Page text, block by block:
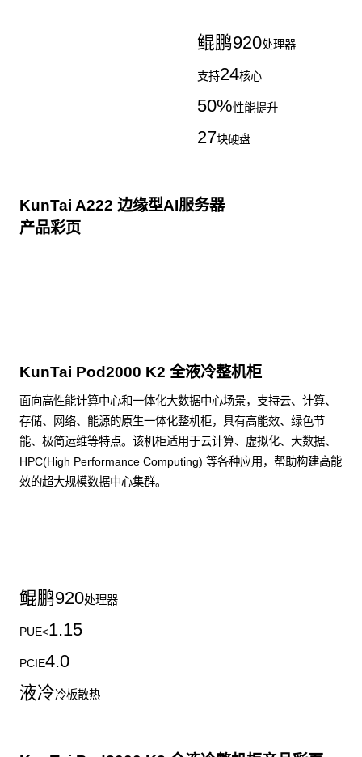
鲲鹏920处理器
支持24核心
50%性能提升
27块硬盘
KunTai A222 边缘型AI服务器
产品彩页
KunTai Pod2000 K2 全液冷整机柜
面向高性能计算中心和一体化大数据中心场景，支持云、计算、
存储、网络、能源的原生一体化整机柜，具有高能效、绿色节
能、极简运维等特点。该机柜适用于云计算、虚拟化、大数据、
HPC(High Performance Computing) 等各种应用，帮助构建高能
效的超大规模数据中心集群。
鲲鹏920处理器
PUE<1.15
PCIE4.0
液冷冷板散热